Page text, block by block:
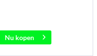
Nu kopen